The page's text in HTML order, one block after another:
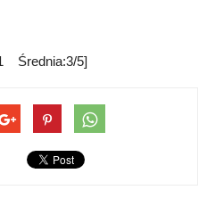
Średnia:3/5]